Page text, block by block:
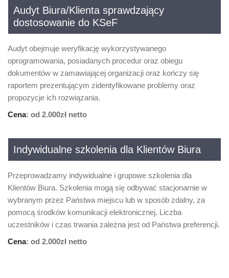
Audyt Biura/Klienta sprawdzający
dostosowanie do KSeF
Audyt obejmuje weryfikację wykorzystywanego
oprogramowania, posiadanych procedur oraz obiegu
dokumentów w zamawiającej organizacji oraz kończy się
raportem prezentującym zidentyfikowane problemy oraz
propozycje ich rozwiązania.
Cena: od 2.000zł netto
Indywidualne szkolenia dla Klientów Biura
Przeprowadzamy indywidualne i grupowe szkolenia dla
Klientów Biura. Szkolenia mogą się odbywać stacjonarnie w
wybranym przez Państwa miejscu lub w sposób zdalny, za
pomocą środków komunikacji elektronicznej. Liczba
uczestników i czas trwania zależna jest od Państwa preferencji.
Cena: od 2.000zł netto